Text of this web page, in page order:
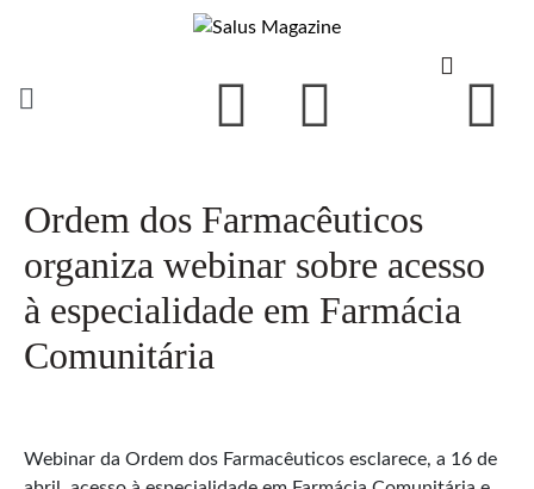
Ordem dos Farmacêuticos
organiza webinar sobre acesso
à especialidade em Farmácia
Comunitária
Webinar da Ordem dos Farmacêuticos esclarece, a 16 de